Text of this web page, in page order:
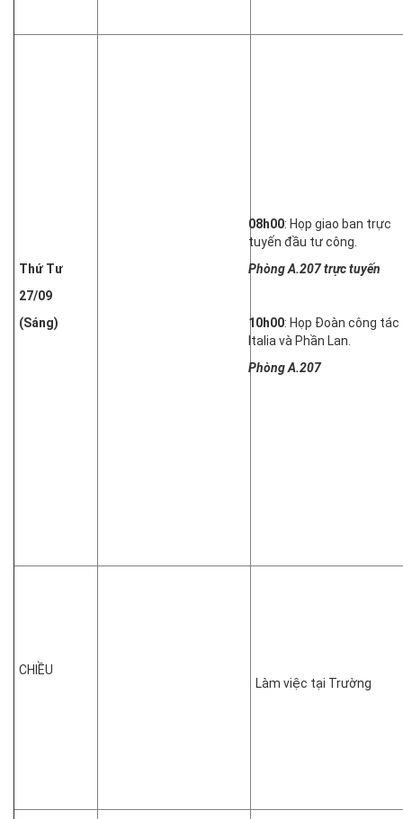
Thứ Tư
27/09
(Sáng)
08h00: Họp giao ban trực
tuyến đầu tư công.
Phòng A.207 trực tuyến
10h00: Họp Đoàn công tác
Italia và Phần Lan.
Phòng A.207
CHIỀU
Làm việc tại Trường